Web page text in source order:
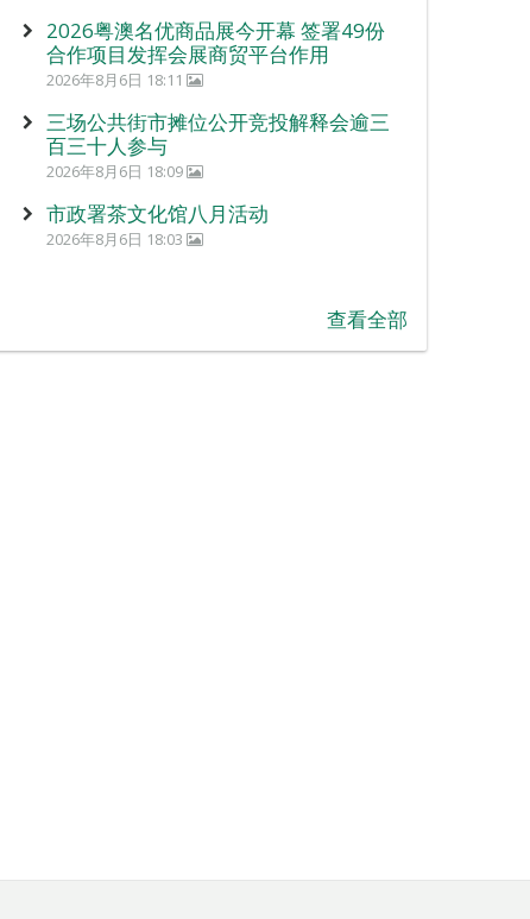
2026粤澳名优商品展今开幕 签署49份
合作项目发挥会展商贸平台作用
2026年8月6日 18:11
三场公共街市摊位公开竞投解释会逾三
百三十人参与
2026年8月6日 18:09
市政署茶文化馆八月活动
2026年8月6日 18:03
查看全部